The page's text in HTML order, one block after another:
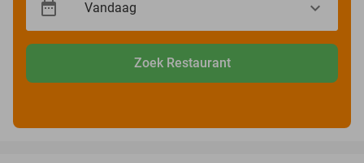
Zoek Restaurant